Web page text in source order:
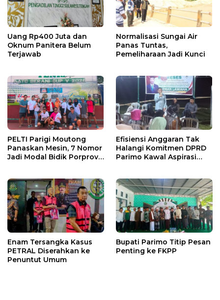
Uang Rp400 Juta dan
Oknum Panitera Belum
Terjawab
Normalisasi Sungai Air
Panas Tuntas,
Pemeliharaan Jadi Kunci
PELTI Parigi Moutong
Panaskan Mesin, 7 Nomor
Jadi Modal Bidik Porprov
Efisiensi Anggaran Tak
Halangi Komitmen DPRD
Parimo Kawal Aspirasi
Enam Tersangka Kasus
PETRAL Diserahkan ke
Penuntut Umum
Bupati Parimo Titip Pesan
Penting ke FKPP